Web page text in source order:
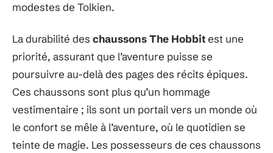
modestes de Tolkien.
La durabilité des chaussons The Hobbitest une
priorité, assurant que l’aventure puisse se
poursuivre au-delà des pages des récits épiques.
Ces chaussons sont plus qu’un hommage
vestimentaire ; ils sont un portail vers un monde où
le confort se mêle à l’aventure, où le quotidien se
teinte de magie. Les possesseurs de ces chaussons